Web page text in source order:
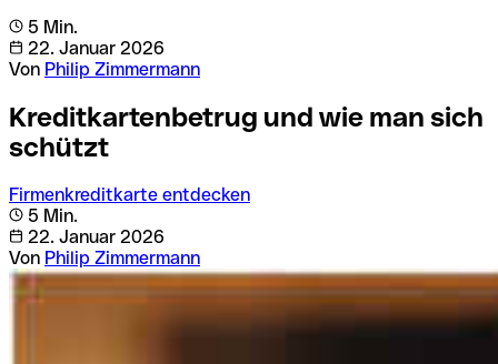
5 Min.
22. Januar 2026
Von Philip Zimmermann
Kreditkartenbetrug und wie man sich
schützt
Firmenkreditkarte entdecken
5 Min.
22. Januar 2026
Von Philip Zimmermann